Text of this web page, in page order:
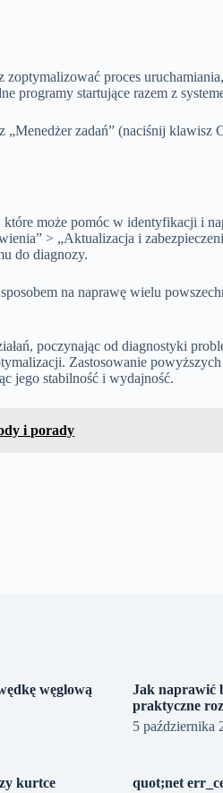
proces
programy startujące razem z
„Menedżer zadań” (naciśnij klawisz
może pomóc w identyfikacji i
> „Aktualizacja i
do diagnozy.
na naprawę wielu
poczynając od diagnostyki
Zastosowanie
jego stabilność i wydajność.
i porady
węglową
Jak naprawić
praktyczne
5 października
kurtce
quot;net